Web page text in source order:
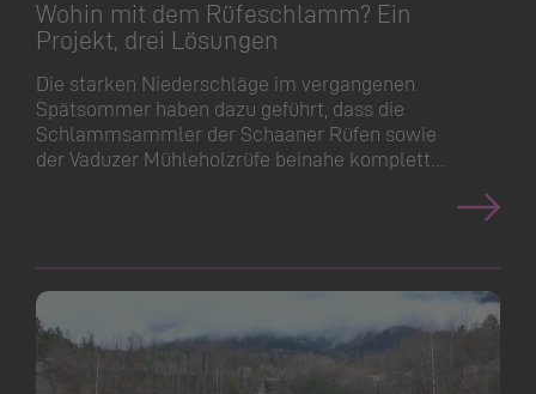
Wohin mit dem Rüfeschlamm? Ein
Projekt, drei Lösungen
Die starken Niederschläge im vergangenen
Spätsommer haben dazu geführt, dass die
Schlammsammler der Schaaner Rüfen sowie
der Vaduzer Mühleholzrüfe beinahe komplett…